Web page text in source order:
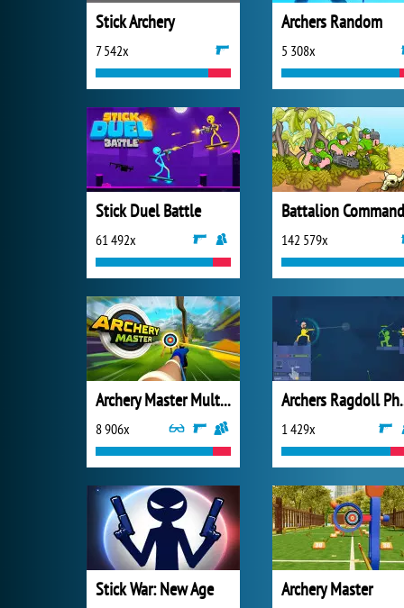
Stick Archery
7 542x
Archers Random
5 308x
Stick Duel Battle
61 492x
Battalion
142 579x
Archery Master Multiplayer
8 906x 1 429x
Stick War: New Age Archery Master